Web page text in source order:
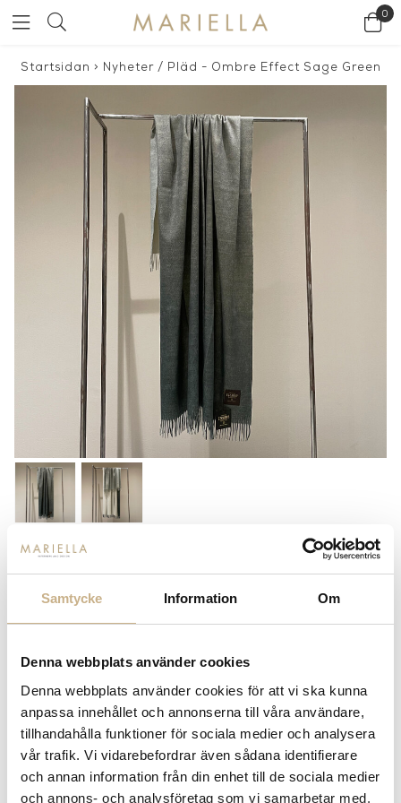
Samtycke Information Om
Denna webbplats använder cookies
Denna webbplats använder cookies för att vi ska kunna
anpassa innehållet och annonserna till våra användare,
tillhandahålla funktioner för sociala medier och analysera
vår trafik. Vi vidarebefordrar även sådana identifierare
och annan information från din enhet till de sociala medier
och annons- och analysföretag som vi samarbetar med.
0
Startsidan > Nyheter/ Pläd - Ombre Effect Sage Green
PLÄD - OMBRE EFFECT SAGE
4.550kr
Lagerstatus: Beställningsvara